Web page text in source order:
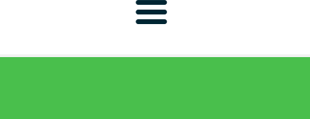
Convênio Online